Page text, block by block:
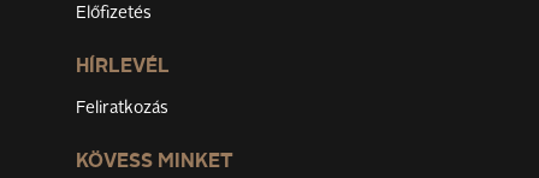
Előfizetés
HÍRLEVÉL
Feliratkozás
KÖVESS MINKET